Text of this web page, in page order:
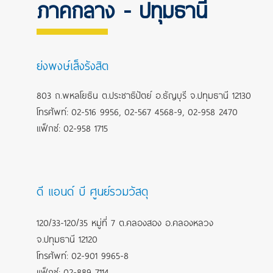
ย่งพงษ์เส็งรังสิต
803 ถ.พหลโยธิน ต.ประชาธิปัตย์ อ.ธัญบุรี จ.ปทุมธานี 12130
โทรศัพท์: 02-516 9956, 02-567 4568-9, 02-958 2470
แฟ็กซ์: 02-958 1715
ดี แอนด์ บี ศูนย์รวมวัสดุ
120/33-120/35 หมู่ที่ 7 ต.คลองสอง อ.คลองหลวง
จ.ปทุมธานี 12120
โทรศัพท์: 02-901 9965-8
ภาคกลาง - ปทุมธานี